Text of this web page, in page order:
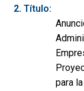
Título:
para